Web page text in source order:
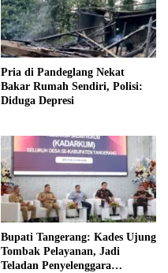
Pria di Pandeglang Nekat
Bakar Rumah Sendiri, Polisi:
Diduga Depresi
Bupati Tangerang: Kades Ujung
Tombak Pelayanan, Jadi
Teladan Penyelenggara